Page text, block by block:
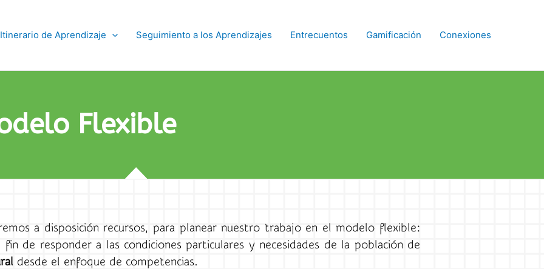
Itinerario de Aprendizaje Seguimiento a los Aprendizajes Entrecuentos Gamificación Conexiones
Flexible
a disposición recursos, para planear nuestro trabajo en el modelo flexible:
de responder a las condiciones particulares y necesidades de la población de
desde el enfoque de competencias.